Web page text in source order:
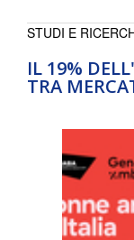
IL 19%
TRA
STUDI E